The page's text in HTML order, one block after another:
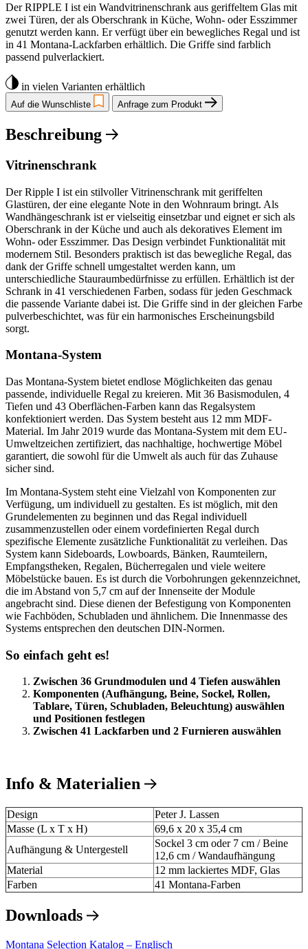
Der RIPPLE I ist ein Wandvitrinenschrank aus geriffeltem Glas mit
zwei Türen, der als Oberschrank in Küche, Wohn- oder Esszimmer
genutzt werden kann. Er verfügt über ein bewegliches Regal und ist
in 41 Montana-Lackfarben erhältlich. Die Griffe sind farblich
passend pulverlackiert.
in vielen Varianten erhältlich
Auf die Wunschliste Anfrage zum Produkt
Beschreibung
Vitrinenschrank
Der Ripple I ist ein stilvoller Vitrinenschrank mit geriffelten
Glastüren, der eine elegante Note in den Wohnraum bringt. Als
Wandhängeschrank ist er vielseitig einsetzbar und eignet er sich als
Oberschrank in der Küche und auch als dekoratives Element im
Wohn- oder Esszimmer. Das Design verbindet Funktionalität mit
modernem Stil. Besonders praktisch ist das bewegliche Regal, das
dank der Griffe schnell umgestaltet werden kann, um
unterschiedliche Stauraumbedürfnisse zu erfüllen. Erhältlich ist der
Schrank in 41 verschiedenen Farben, sodass für jeden Geschmack
die passende Variante dabei ist. Die Griffe sind in der gleichen Farbe
pulverbeschichtet, was für ein harmonisches Erscheinungsbild
sorgt.
Montana-System
Das Montana-System bietet endlose Möglichkeiten das genau
passende, individuelle Regal zu kreieren. Mit 36 Basismodulen, 4
Tiefen und 43 Oberflächen-Farben kann das Regalsystem
konfektioniert werden. Das System besteht aus 12 mm MDF-
Material. Im Jahr 2019 wurde das Montana-System mit dem EU-
Umweltzeichen zertifiziert, das nachhaltige, hochwertige Möbel
garantiert, die sowohl für die Umwelt als auch für das Zuhause
sicher sind.
Im Montana-System steht eine Vielzahl von Komponenten zur
Verfügung, um individuell zu gestalten. Es ist möglich, mit den
Grundelementen zu beginnen und das Regal individuell
zusammenzustellen oder einem vordefinierten Regal durch
spezifische Elemente zusätzliche Funktionalität zu verleihen. Das
System kann Sideboards, Lowboards, Bänken, Raumteilern,
Empfangstheken, Regalen, Bücherregalen und viele weitere
Möbelstücke bauen. Es ist durch die Vorbohrungen gekennzeichnet,
die im Abstand von 5,7 cm auf der Innenseite der Module
angebracht sind. Diese dienen der Befestigung von Komponenten
wie Fachböden, Schubladen und ähnlichem. Die Innenmasse des
Systems entsprechen den deutschen DIN-Normen.
So einfach geht es!
Zwischen 36 Grundmodulen und 4 Tiefen auswählen
Komponenten (Aufhängung, Beine, Sockel, Rollen,
Tablare, Türen, Schubladen, Beleuchtung) auswählen
und Positionen festlegen
Zwischen 41 Lackfarben und 2 Furnieren auswählen
Info & Materialien
Design
Peter J. Lassen
Masse (L x T x H)
69,6 x 20 x 35,4 cm
Aufhängung & Untergestell
Sockel 3 cm oder 7 cm / Beine
12,6 cm / Wandaufhängung
Material
12 mm lackiertes MDF, Glas
Farben
41 Montana-Farben
Downloads
Montana Selection Katalog – Englisch